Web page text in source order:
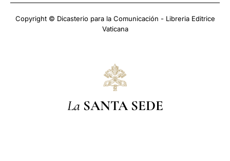
Copyright © Dicasterio para la Comunicación - Libreria Editrice
Vaticana
La SANTA SEDE